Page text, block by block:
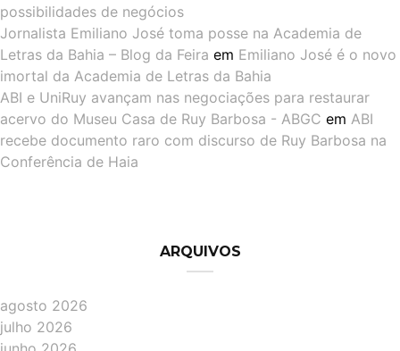
possibilidades de negócios
Jornalista Emiliano José toma posse na Academia de
Letras da Bahia – Blog da Feira em Emiliano José é o novo
imortal da Academia de Letras da Bahia
ABI e UniRuy avançam nas negociações para restaurar
acervo do Museu Casa de Ruy Barbosa - ABGC em ABI
recebe documento raro com discurso de Ruy Barbosa na
Conferência de Haia
ARQUIVOS
agosto 2026
julho 2026